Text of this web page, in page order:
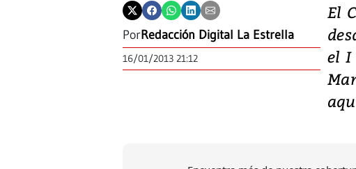
PorRedacción Digital La Estrella
16/01/2013 21:12
El
el I